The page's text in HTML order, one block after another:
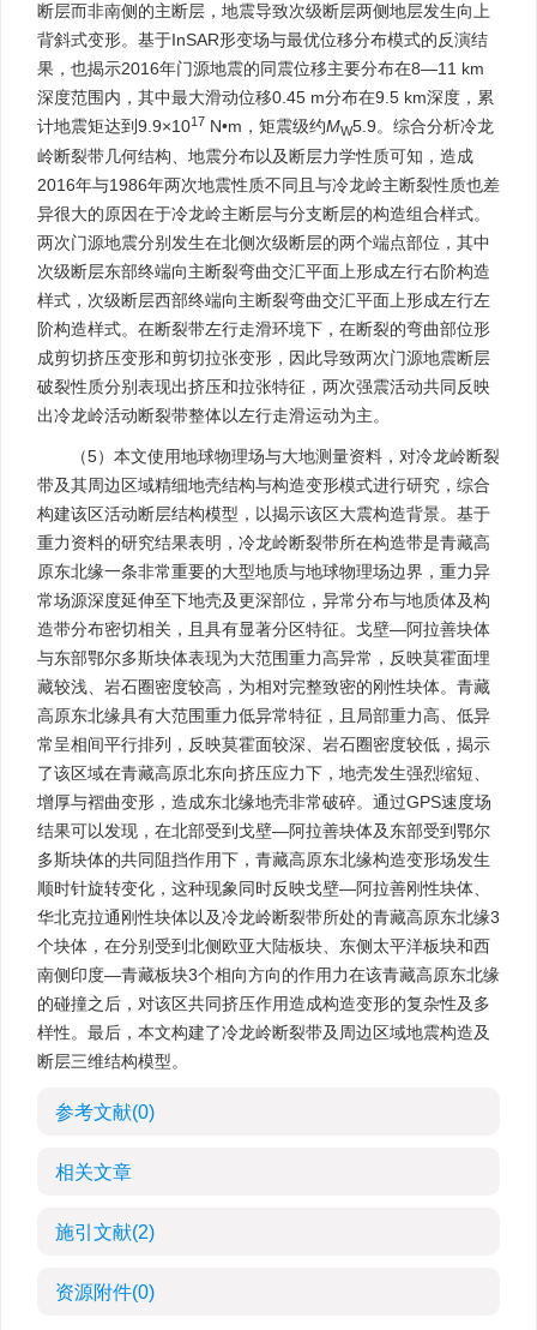
断层而非南侧的主断层，地震导致次级断层两侧地层发生向上
背斜式变形。基于InSAR形变场与最优位移分布模式的反演结
果，也揭示2016年门源地震的同震位移主要分布在8—11 km
深度范围内，其中最大滑动位移0.45 m分布在9.5 km深度，累
计地震矩达到9.9×1017 N•m，矩震级约MW5.9。综合分析冷龙
岭断裂带几何结构、地震分布以及断层力学性质可知，造成
2016年与1986年两次地震性质不同且与冷龙岭主断裂性质也差
异很大的原因在于冷龙岭主断层与分支断层的构造组合样式。
两次门源地震分别发生在北侧次级断层的两个端点部位，其中
次级断层东部终端向主断裂弯曲交汇平面上形成左行右阶构造
样式，次级断层西部终端向主断裂弯曲交汇平面上形成左行左
阶构造样式。在断裂带左行走滑环境下，在断裂的弯曲部位形
成剪切挤压变形和剪切拉张变形，因此导致两次门源地震断层
破裂性质分别表现出挤压和拉张特征，两次强震活动共同反映
出冷龙岭活动断裂带整体以左行走滑运动为主。
（5）本文使用地球物理场与大地测量资料，对冷龙岭断裂
带及其周边区域精细地壳结构与构造变形模式进行研究，综合
构建该区活动断层结构模型，以揭示该区大震构造背景。基于
重力资料的研究结果表明，冷龙岭断裂带所在构造带是青藏高
原东北缘一条非常重要的大型地质与地球物理场边界，重力异
常场源深度延伸至下地壳及更深部位，异常分布与地质体及构
造带分布密切相关，且具有显著分区特征。戈壁—阿拉善块体
与东部鄂尔多斯块体表现为大范围重力高异常，反映莫霍面埋
藏较浅、岩石圈密度较高，为相对完整致密的刚性块体。青藏
高原东北缘具有大范围重力低异常特征，且局部重力高、低异
常呈相间平行排列，反映莫霍面较深、岩石圈密度较低，揭示
了该区域在青藏高原北东向挤压应力下，地壳发生强烈缩短、
增厚与褶曲变形，造成东北缘地壳非常破碎。通过GPS速度场
结果可以发现，在北部受到戈壁—阿拉善块体及东部受到鄂尔
多斯块体的共同阻挡作用下，青藏高原东北缘构造变形场发生
顺时针旋转变化，这种现象同时反映戈壁—阿拉善刚性块体、
华北克拉通刚性块体以及冷龙岭断裂带所处的青藏高原东北缘3
个块体，在分别受到北侧欧亚大陆板块、东侧太平洋板块和西
南侧印度—青藏板块3个相向方向的作用力在该青藏高原东北缘
的碰撞之后，对该区共同挤压作用造成构造变形的复杂性及多
样性。最后，本文构建了冷龙岭断裂带及周边区域地震构造及
断层三维结构模型。
参考文献(0)
相关文章
施引文献(2)
资源附件(0)